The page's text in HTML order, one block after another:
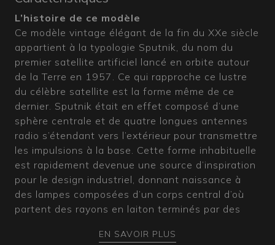
L’histoire de ce modèle
Ce modèle vintage élégant de la fin du XXe siècle
appartient à la typologie Sputnik, du nom du
premier satellite artificiel lancé en orbite autour
de la Terre en 1957. Ce qui rapproche ce lustre
du célèbre satellite est la forme même de ce
dernier. Sputnik était en effet composé d’une
sphère centrale et de quatre longues antennes
radio s’étendant vers l’extérieur pour transmettre
les impulsions à la base. Cette forme inhabituelle
est rapidement devenue une source d’inspiration
pour le design industriel, donnant naissance à
des lampes composées d’un corps central d’où
partent des rayons en laiton terminés par des
EN SAVOIR PLUS